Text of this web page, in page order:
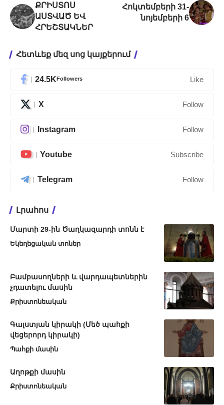
ՔՐԻՍՏՈՍ
ԱՍՏՎԱԾ ԵՎ
ՀՐԵՇՏԱԿՆԵՐ
Հոկտեմբերի 31-
նոյեմբերի 6
Հետևեք մեզ սոց կայքերում
24.5KFollowers Like
X Follow
Instagram Follow
Youtube Subscribe
Telegram Follow
Լրահոս
Մարտի 29-ին Ծաղկազարդի տոնն է
Եկեղեցական տոներ
Բամբասողների և վարդապետներին
չդատելու մասին
Քրիստոնեական
Գալստյան կիրակի (Մեծ պահքի
վեցերորդ կիրակի)
Պահքի մասին
Աղոթքի մասին
Քրիստոնեական